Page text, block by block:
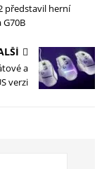
představil herní
a
verzi